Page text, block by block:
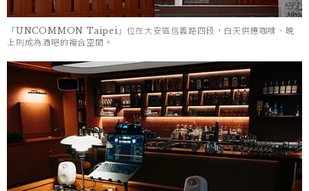
「UNCOMMON Taipei」位在大安區信義路四段，白天供應咖啡、晚
上則成為酒吧的複合空間。